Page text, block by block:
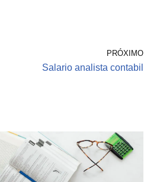
PRÓXIMO
Salario analista contabil